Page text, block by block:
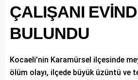
ÇALIŞANI
BULUNDU
Kocaeli’nin Karamürsel ilçesinde
ölüm olayı, ilçede büyük üzüntü ve